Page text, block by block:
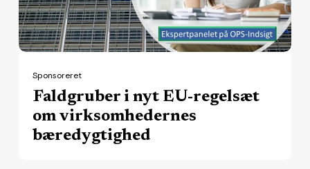
om
virksomhedernes
bæredygtighed
Sponsoreret
Faldgruber i nyt EU-regelsæt
om virksomhedernes
bæredygtighed